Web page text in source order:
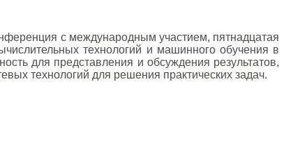
с международным участием, пятнадцатая
технологий и машинного обучения в
для представления и обсуждения результатов,
технологий для решения практических задач.